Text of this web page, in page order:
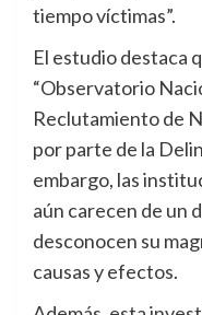
tiempo víctimas”.
El estudio destaca
“Observatorio
Reclutamiento de
por parte de la
embargo, las
aún carecen de un
desconocen su
causas y efectos.